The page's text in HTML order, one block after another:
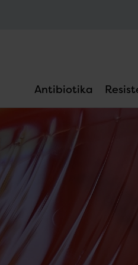
Antibiotika